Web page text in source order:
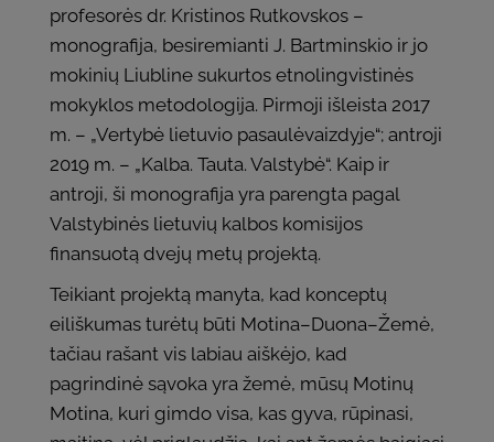
profesorės dr. Kristinos Rutkovskos –
monografija, besiremianti J. Bartminskio ir jo
mokinių Liubline sukurtos etnolingvistinės
mokyklos metodologija. Pirmoji išleista 2017
m. – „Vertybė lietuvio pasaulėvaizdyje“; antroji
2019 m. – „Kalba. Tauta. Valstybė“. Kaip ir
antroji, ši monografija yra parengta pagal
Valstybinės lietuvių kalbos komisijos
finansuotą dvejų metų projektą.
Teikiant projektą manyta, kad konceptų
eiliškumas turėtų būti Motina–Duona–Žemė,
tačiau rašant vis labiau aiškėjo, kad
pagrindinė sąvoka yra žemė, mūsų Motinų
Motina, kuri gimdo visa, kas gyva, rūpinasi,